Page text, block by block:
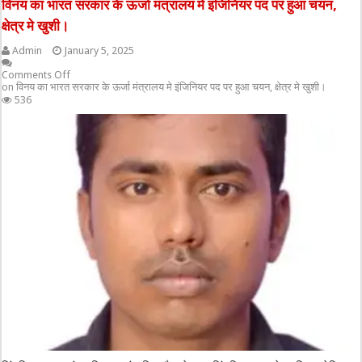
विनय का भारत सरकार के ऊर्जा मंत्रालय मे इंजिनियर पद पर हुआ चयन,
क्षेत्र मे खुशी।
Admin
January 5, 2025
Comments Off
on विनय का भारत सरकार के ऊर्जा मंत्रालय मे इंजिनियर पद पर हुआ चयन, क्षेत्र मे खुशी।
536